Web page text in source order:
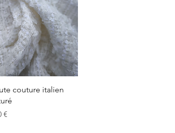
rapide
couture italien
promotionnel
€